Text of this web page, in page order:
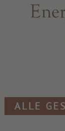
ALLE